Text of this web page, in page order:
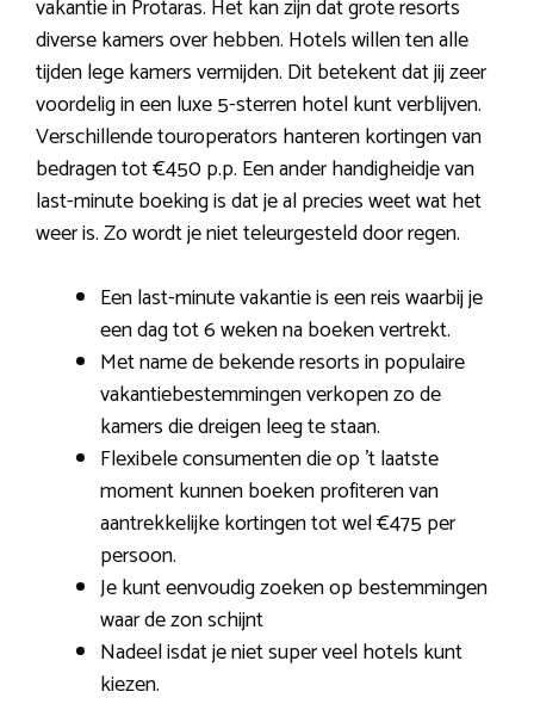
vakantie in Protaras. Het kan zijn dat grote resorts
diverse kamers over hebben. Hotels willen ten alle
tijden lege kamers vermijden. Dit betekent dat jij zeer
voordelig in een luxe 5-sterren hotel kunt verblijven.
Verschillende touroperators hanteren kortingen van
bedragen tot €450 p.p. Een ander handigheidje van
last-minute boeking is dat je al precies weet wat het
weer is. Zo wordt je niet teleurgesteld door regen.
Een last-minute vakantie is een reis waarbij je
een dag tot 6 weken na boeken vertrekt.
Met name de bekende resorts in populaire
vakantiebestemmingen verkopen zo de
kamers die dreigen leeg te staan.
Flexibele consumenten die op ’t laatste
moment kunnen boeken profiteren van
aantrekkelijke kortingen tot wel €475 per
persoon.
Je kunt eenvoudig zoeken op bestemmingen
waar de zon schijnt
Nadeel isdat je niet super veel hotels kunt
kiezen.